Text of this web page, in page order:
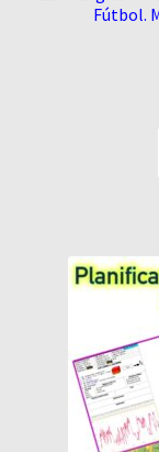
Fútbol.